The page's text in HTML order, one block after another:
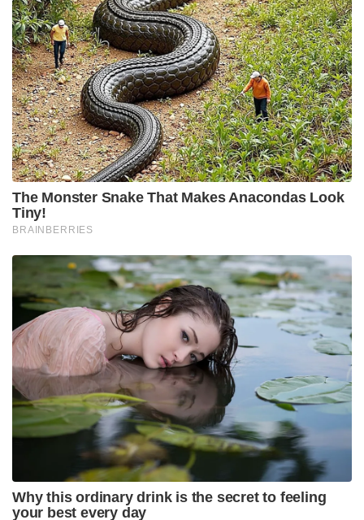
The Monster Snake That Makes Anacondas Look
Tiny!
BRAINBERRIES
Why this ordinary drink is the secret to feeling
your best every day